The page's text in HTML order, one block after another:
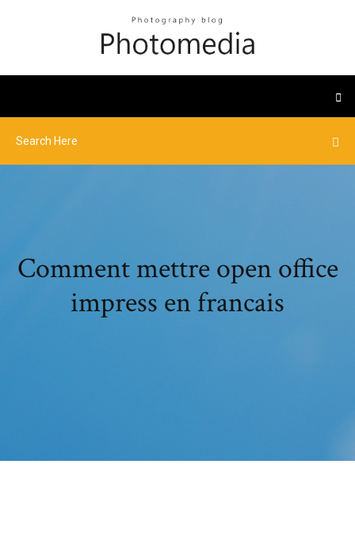
Comment mettre open office
impress en francais